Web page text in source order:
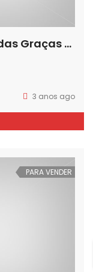
Casa Bairro Nossa Senhora das Graças em Canoas !!!
3 anos ago
PARA VENDER